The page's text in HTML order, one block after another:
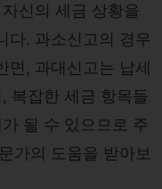
신의 세금 상황을
다. 과소신고의 경우
면, 과대신고는 납세
복잡한 세금 항목들
될 수 있으므로 주
가의 도움을 받아보